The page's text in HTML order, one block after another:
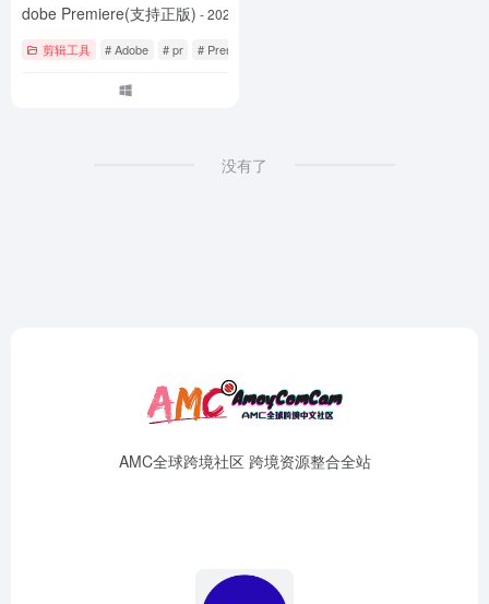
Adobe Premiere(支持正版) - 2023
剪辑工具 # Adobe # pr # Premiere
没有了
AMC全球跨境社区 跨境资源整合全站